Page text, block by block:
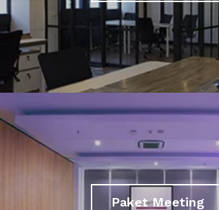
Paket Meeting